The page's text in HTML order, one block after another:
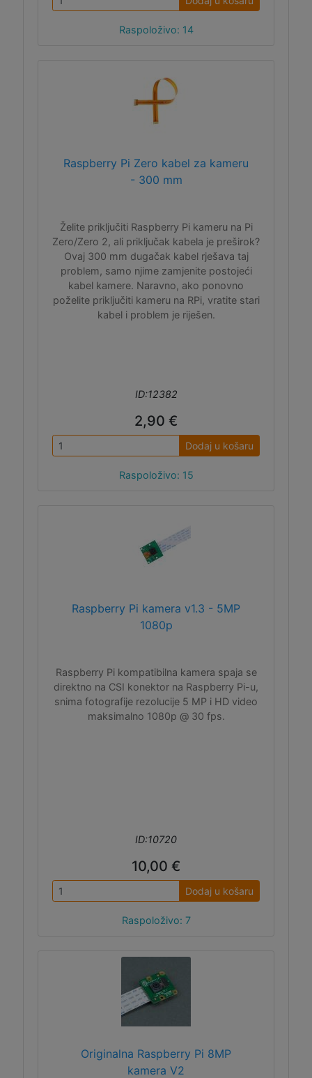
Raspoloživo: 14
Raspberry Pi Zero kabel za kameru
- 300 mm
Želite priključiti Raspberry Pi kameru na Pi
Zero/Zero 2, ali priključak kabela je preširok?
Ovaj 300 mm dugačak kabel rješava taj
problem, samo njime zamjenite postojeći
kabel kamere. Naravno, ako ponovno
poželite priključiti kameru na RPi, vratite stari
kabel i problem je riješen.
ID:12382
2,90 €
Dodaj u košaru
Raspoloživo: 15
Raspberry Pi kamera v1.3 - 5MP
1080p
Raspberry Pi kompatibilna kamera spaja se
direktno na CSI konektor na Raspberry Pi-u,
snima fotografije rezolucije 5 MP i HD video
maksimalno 1080p @ 30 fps.
ID:10720
10,00 €
Dodaj u košaru
Raspoloživo: 7
Originalna Raspberry Pi 8MP
kamera V2